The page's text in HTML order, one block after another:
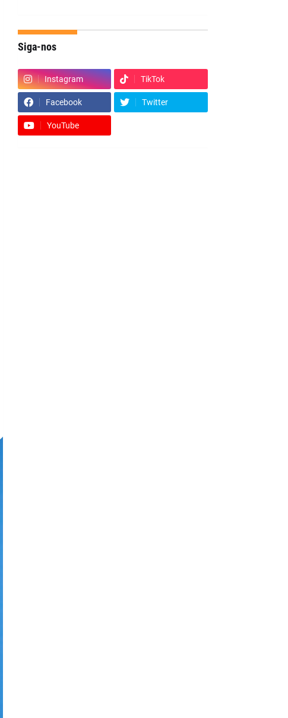
Siga-nos
Instagram TikTok
Facebook Twitter
YouTube